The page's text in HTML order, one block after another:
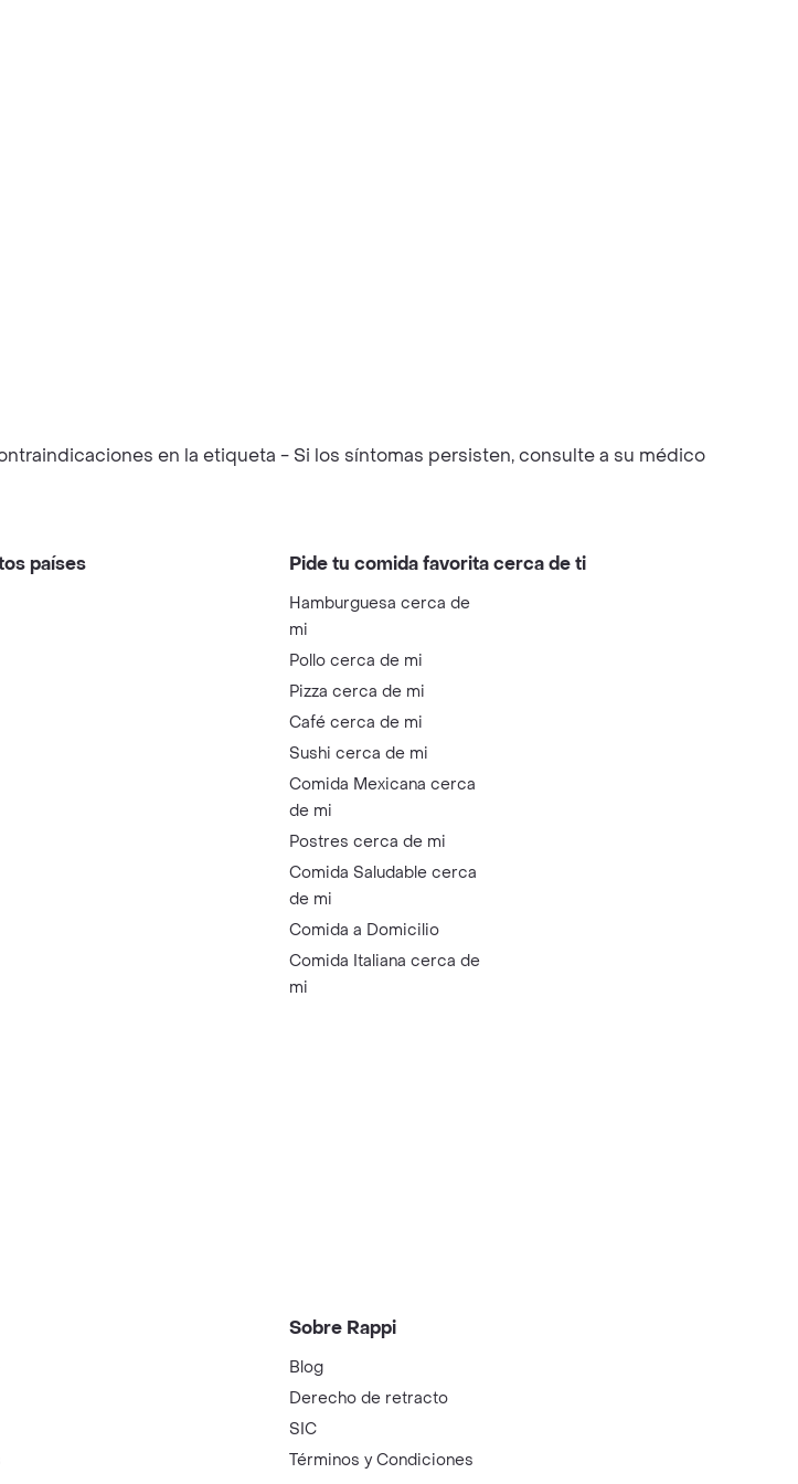
en la etiqueta - Si los síntomas persisten, consulte a su médico
países Pide tu comida favorita cerca de ti
Hamburguesa cerca de
mi
Pollo cerca de mi
Pizza cerca de mi
Café cerca de mi
Sushi cerca de mi
Comida Mexicana cerca
de mi
Postres cerca de mi
Comida Saludable cerca
de mi
Comida a Domicilio
Comida Italiana cerca de
mi
Sobre Rappi
Blog
Derecho de retracto
SIC
Términos y Condiciones